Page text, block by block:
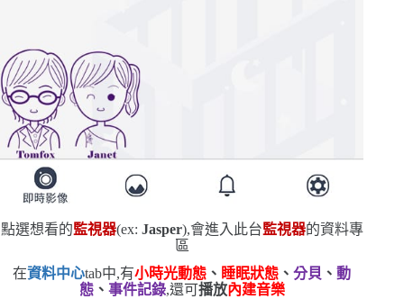
點選想看的監視器(ex: Jasper),會進入此台監視器的資料專
區
在資料中心tab中,有小時光動態 、 睡眠狀態 、分貝 、動
態、 事件記錄,還可播放內建音樂